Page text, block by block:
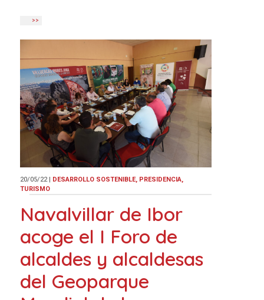
>>
20/05/22 | DESARROLLO SOSTENIBLE, PRESIDENCIA,
TURISMO
Navalvillar de Ibor
acoge el I Foro de
alcaldes y alcaldesas
del Geoparque